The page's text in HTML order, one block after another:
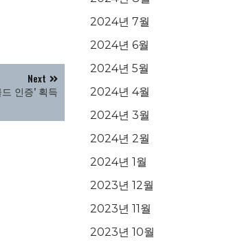
Next
인증’ 획득
2024년 7월
2024년 6월
2024년 5월
2024년 4월
2024년 3월
2024년 2월
2024년 1월
2023년 12월
2023년 11월
2023년 10월